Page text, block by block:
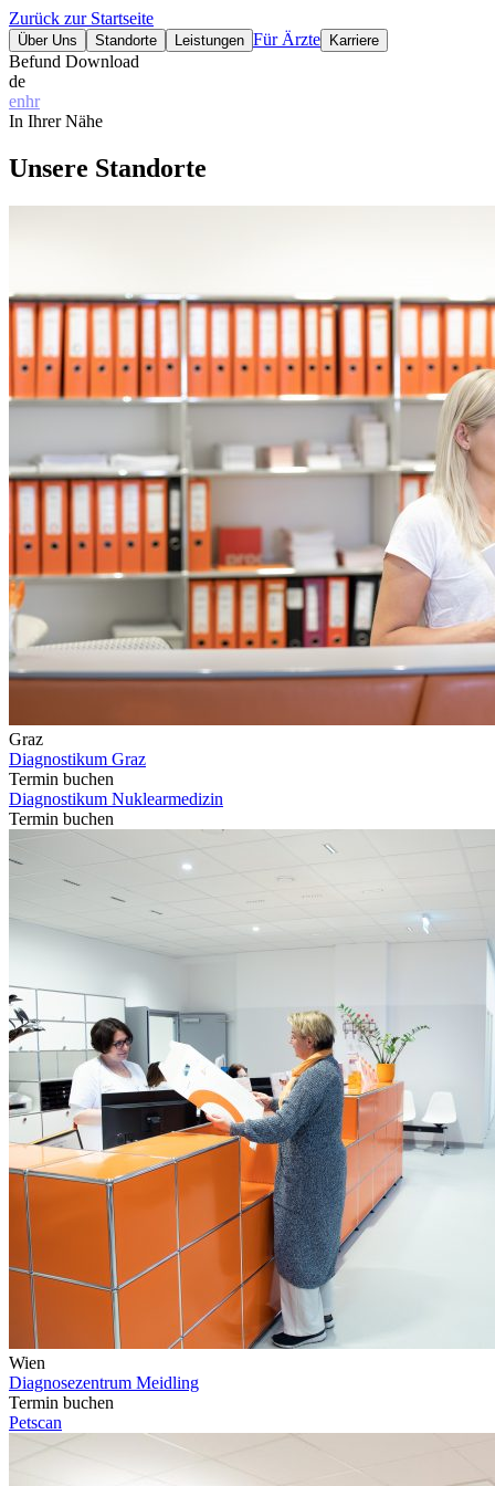
Zurück zur Startseite
Über Uns Standorte Leistungen Für Ärzte Karriere
Befund Download
de
enhr
In Ihrer Nähe
Unsere Standorte
Graz
Diagnostikum Graz
Termin buchen
Diagnostikum Nuklearmedizin
Termin buchen
Wien
Diagnosezentrum Meidling
Termin buchen
Petscan